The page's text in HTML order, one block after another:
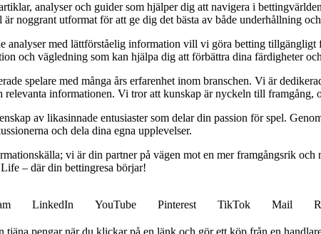
analyser och guider som hjälper dig att navigera i
noggrant utformat för att ge dig det bästa av både underhållning
analyser med lättförståelig information vill vi göra betting
och vägledning som kan hjälpa dig att förbättra dina färdigheter
spelare med många års erfarenhet inom branschen. Vi är
relevanta informationen. Vi tror att kunskap är nyckeln till
av likasinnade entusiaster som delar din passion för spel.
och dela dina egna upplevelser.
vi är din partner på vägen mot en mer framgångsrik
– där din bettingresa börjar!
LinkedIn YouTube Pinterest TikTok Mail
pengar när du klickar på en länk och gör ett köp från en